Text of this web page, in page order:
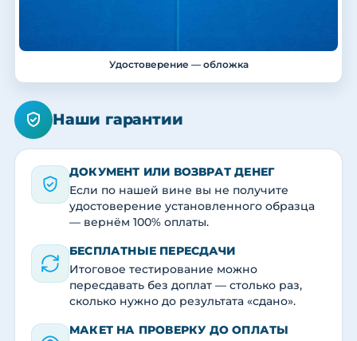
Удостоверение — обложка
Наши гарантии
ДОКУМЕНТ ИЛИ ВОЗВРАТ ДЕНЕГ
Если по нашей вине вы не получите
удостоверение установленного образца
— вернём 100% оплаты.
БЕСПЛАТНЫЕ ПЕРЕСДАЧИ
Итоговое тестирование можно
пересдавать без доплат — столько раз,
сколько нужно до результата «сдано».
МАКЕТ НА ПРОВЕРКУ ДО ОПЛАТЫ